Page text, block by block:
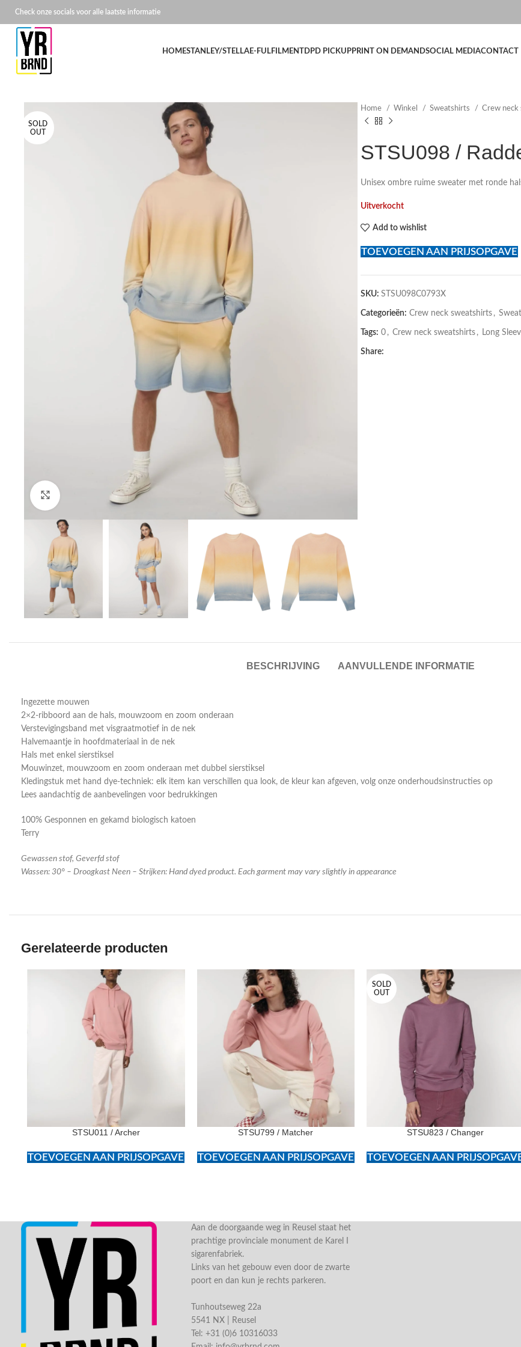
Check onze socials voor alle laatste informatie
HOMESTANLEY/STELLAE-FULFILMENT DPD PICKUPPRINT ON DEMANDSOCIAL MEDIACONTACT
SOLD
OUT
Click to enlarge
Home Winkel Sweatshirts Crew neck
STSU098 /
Unisex ombre ruime sweater met ronde
Uitverkocht
Add to wishlist
TOEVOEGEN AAN PRIJSOPGAVE
SKU: STSU098C0793X
Categorieën: Crew neck sweatshirts ,
Tags: 0 , Crew neck sweatshirts , Long
Share:
BESCHRIJVING AANVULLENDE INFORMATIE
Ingezette mouwen
2×2-ribboord aan de hals, mouwzoom en zoom onderaan
Verstevigingsband met visgraatmotief in de nek
Halvemaantje in hoofdmateriaal in de nek
Hals met enkel sierstiksel
Mouwinzet, mouwzoom en zoom onderaan met dubbel sierstiksel
Kledingstuk met hand dye-techniek: elk item kan verschillen qua look, de kleur kan afgeven, volg onze onderhoudsinstructies op
Lees aandachtig de aanbevelingen voor bedrukkingen
100% Gesponnen en gekamd biologisch katoen
Terry
Gewassen stof, Geverfd stof
Wassen: 30° – Droogkast Neen – Strijken: Hand dyed product. Each garment may vary slightly in appearance
Gerelateerde producten
STSU011 / Archer
TOEVOEGEN AAN PRIJSOPGAVE
STSU799 / Matcher
TOEVOEGEN AAN PRIJSOPGAVE
SOLD
OUT
STSU823 / Changer
TOEVOEGEN AAN
Aan de doorgaande weg in Reusel staat het
prachtige provinciale monument de Karel I
sigarenfabriek.
Links van het gebouw even door de zwarte
poort en dan kun je rechts parkeren.
Tunhoutseweg 22a
5541 NX | Reusel
Tel: +31 (0)6 10316033